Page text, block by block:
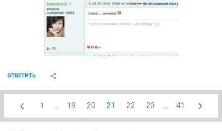
ОТВЕТИТЬ
1 ... 19 20 21 22 23 ... 41